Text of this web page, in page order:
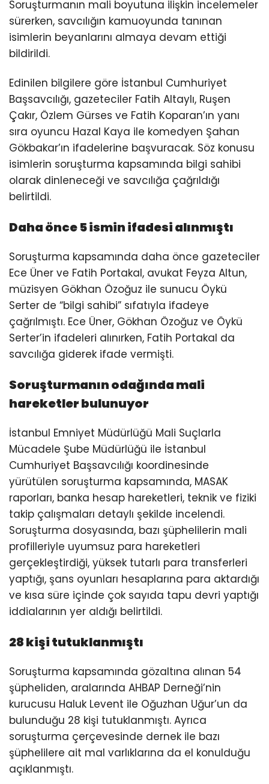
Soruşturmanın mali boyutuna ilişkin incelemeler
sürerken, savcılığın kamuoyunda tanınan
isimlerin beyanlarını almaya devam ettiği
bildirildi.
Edinilen bilgilere göre İstanbul Cumhuriyet
Başsavcılığı, gazeteciler Fatih Altaylı, Ruşen
Çakır, Özlem Gürses ve Fatih Koparan’ın yanı
sıra oyuncu Hazal Kaya ile komedyen Şahan
Gökbakar’ın ifadelerine başvuracak. Söz konusu
isimlerin soruşturma kapsamında bilgi sahibi
olarak dinleneceği ve savcılığa çağrıldığı
belirtildi.
Daha önce 5 ismin ifadesi alınmıştı
Soruşturma kapsamında daha önce gazeteciler
Ece Üner ve Fatih Portakal, avukat Feyza Altun,
müzisyen Gökhan Özoğuz ile sunucu Öykü
Serter de “bilgi sahibi” sıfatıyla ifadeye
çağrılmıştı. Ece Üner, Gökhan Özoğuz ve Öykü
Serter’in ifadeleri alınırken, Fatih Portakal da
savcılığa giderek ifade vermişti.
Soruşturmanın odağında mali
hareketler bulunuyor
İstanbul Emniyet Müdürlüğü Mali Suçlarla
Mücadele Şube Müdürlüğü ile İstanbul
Cumhuriyet Başsavcılığı koordinesinde
yürütülen soruşturma kapsamında, MASAK
raporları, banka hesap hareketleri, teknik ve fiziki
takip çalışmaları detaylı şekilde incelendi.
Soruşturma dosyasında, bazı şüphelilerin mali
profilleriyle uyumsuz para hareketleri
gerçekleştirdiği, yüksek tutarlı para transferleri
yaptığı, şans oyunları hesaplarına para aktardığı
ve kısa süre içinde çok sayıda tapu devri yaptığı
iddialarının yer aldığı belirtildi.
28 kişi tutuklanmıştı
Soruşturma kapsamında gözaltına alınan 54
şüpheliden, aralarında AHBAP Derneği’nin
kurucusu Haluk Levent ile Oğuzhan Uğur’un da
bulunduğu 28 kişi tutuklanmıştı. Ayrıca
soruşturma çerçevesinde dernek ile bazı
şüphelilere ait mal varlıklarına da el konulduğu
açıklanmıştı.